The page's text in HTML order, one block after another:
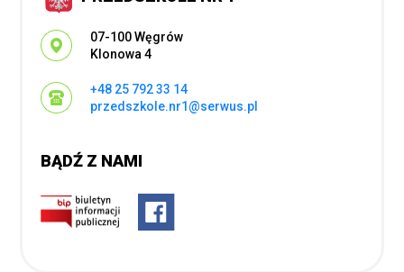
Adres pocztowy:
07-100 Węgrów
Klonowa 4
+48 25 792 33 14
przedszkole.nr1@serwus.pl
BĄDŹ Z NAMI